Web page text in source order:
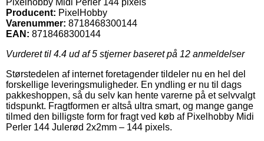
Producent: PixelHobby
Varenummer: 8718468300144
EAN: 8718468300144
Vurderet til 4.4 ud af 5 stjerner baseret på 12 anmeldelser
Størstedelen af internet foretagender tildeler nu en hel del
forskellige leveringsmuligheder. En yndling er nu til dags
pakkeshoppen, så du selv kan hente varerne på et selvvalgt
tidspunkt. Fragtformen er altså ultra smart, og mange gange
tilmed den billigste form for fragt ved køb af Pixelhobby Midi
Perler 144 Julerød 2x2mm – 144 pixels.